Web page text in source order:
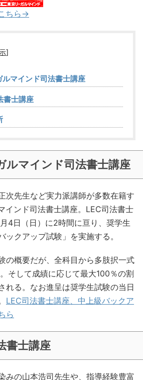
ちら→
]
ルマインド司法書士講座
書士講座
ルマインド司法書士講座
次先生など実力派講師が多数在籍す
インド司法書士講座。LEC司法書士
4日（日）に2時間に亘り、奨学生
ックアップ試験」を実施する。
の概要だが、全科目から多肢択一式
そして成績に応じて最大100％の割
れる。なお進呈は奨学生試験の当日
LEC司法書士講座、中上級バックア
ら
書士講座
みの山本浩司先生や、指導経験豊富